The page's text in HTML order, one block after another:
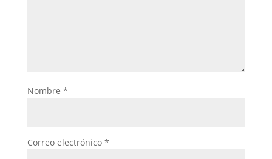
Nombre *
Correo electrónico *